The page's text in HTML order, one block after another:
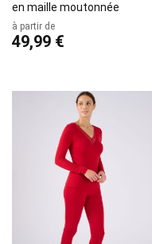
en maille moutonnée
à partir de
49,99 €